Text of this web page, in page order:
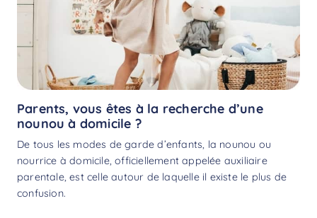
Parents, vous êtes à la recherche d’une
nounou à domicile ?
De tous les modes de garde d’enfants, la nounou ou
nourrice à domicile, officiellement appelée auxiliaire
parentale, est celle autour de laquelle il existe le plus de
confusion.